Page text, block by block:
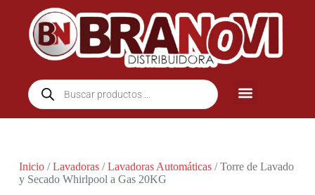
Inicio/Lavadoras/Lavadoras Automáticas/ Torre de Lavado
y Secado Whirlpool a Gas 20KG